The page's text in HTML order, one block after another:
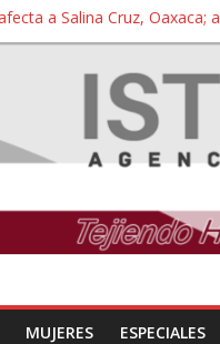
a Salina Cruz,
Universidad Bienestar de
se reúnen con titular de
de nuevo despojo de su
la extracción ilegal de
MUJERES ESPECIALES